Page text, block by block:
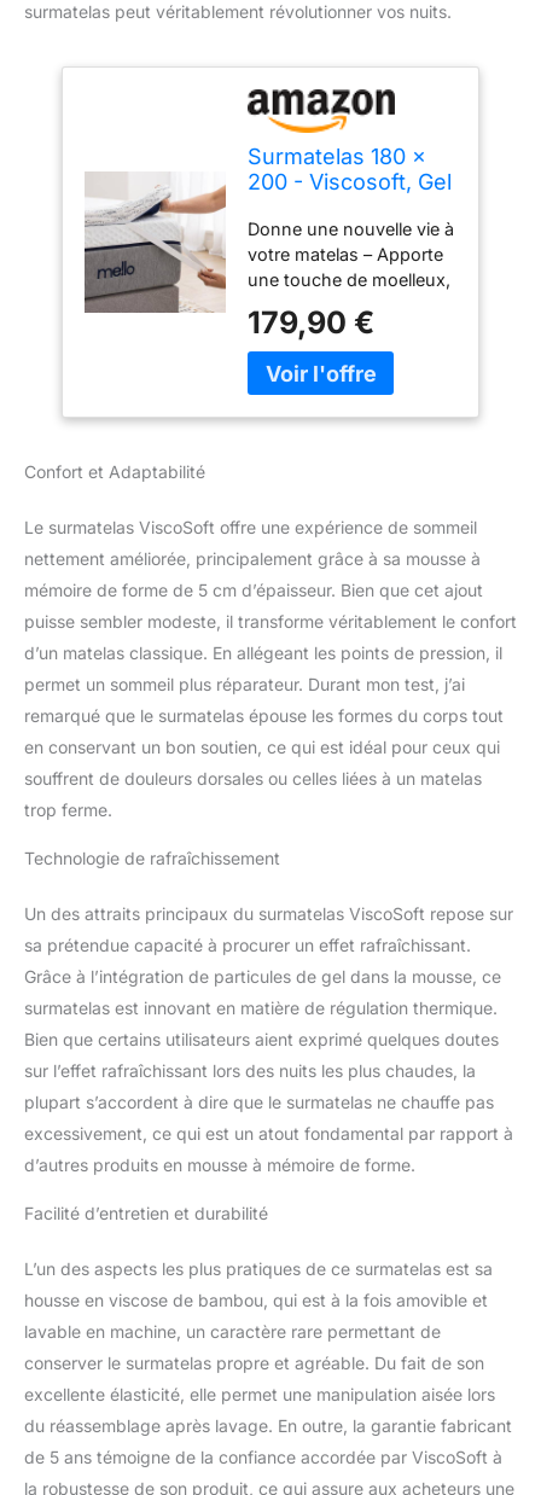
surmatelas peut véritablement révolutionner vos nuits.
Surmatelas 180 x
200 - Viscosoft, Gel
Forme, Accueil
Moelleux, Mousse
Gel Respirante,
Ergonomique,
Maintien Optimal,
Housse Bambou
déhoussable et
Donne une nouvelle vie à
votre matelas – Apporte
une touche de moelleux,
matelas trop ferme.
Confort équilibré, ni trop
souple ni trop ferme,
mémoire de forme haute
densité épouse votre
corps, soulage
sensibles et offre un
confort durable. Mousse
infusée de gel –
Respirante et légère, elle
assure une circulation de
l’air optimale pour un
sommeil frais et
200 Indépendance de
dormeur bénéficie d’un
maintien individuel, le
tous les mouvements et
garantissant un sommeil
serein, même sur un lit
partagé. Maintien parfait
assurant une fixation
stable et sans glissement
200, même lorsqu’il est
matelas ou une alèse.
Housse déhoussable –
de bambou,
naturellement
hypoallergénique, douce
au toucher et
entièrement
déhoussable. Facile à
179,90 €
Confort et Adaptabilité
Le surmatelas ViscoSoft offre une expérience de sommeil
nettement améliorée, principalement grâce à sa mousse à
mémoire de forme de 5 cm d’épaisseur. Bien que cet ajout
puisse sembler modeste, il transforme véritablement le confort
d’un matelas classique. En allégeant les points de pression, il
permet un sommeil plus réparateur. Durant mon test, j’ai
remarqué que le surmatelas épouse les formes du corps tout
en conservant un bon soutien, ce qui est idéal pour ceux qui
souffrent de douleurs dorsales ou celles liées à un matelas
trop ferme.
Technologie de rafraîchissement
Un des attraits principaux du surmatelas ViscoSoft repose sur
sa prétendue capacité à procurer un effet rafraîchissant.
Grâce à l’intégration de particules de gel dans la mousse, ce
surmatelas est innovant en matière de régulation thermique.
Bien que certains utilisateurs aient exprimé quelques doutes
sur l’effet rafraîchissant lors des nuits les plus chaudes, la
plupart s’accordent à dire que le surmatelas ne chauffe pas
excessivement, ce qui est un atout fondamental par rapport à
d’autres produits en mousse à mémoire de forme.
Facilité d’entretien et durabilité
L’un des aspects les plus pratiques de ce surmatelas est sa
housse en viscose de bambou, qui est à la fois amovible et
lavable en machine, un caractère rare permettant de
conserver le surmatelas propre et agréable. Du fait de son
excellente élasticité, elle permet une manipulation aisée lors
du réassemblage après lavage. En outre, la garantie fabricant
de 5 ans témoigne de la confiance accordée par ViscoSoft à
la robustesse de son produit, ce qui assure aux acheteurs une